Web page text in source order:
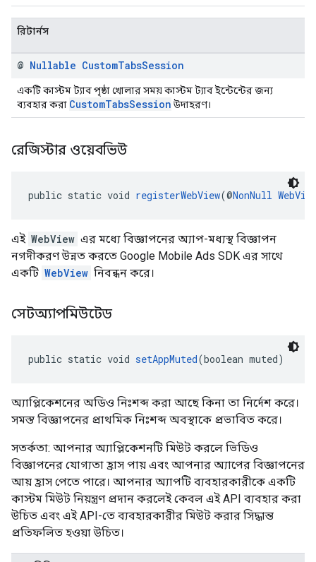
রিটার্নস
@ Nullable CustomTabsSession
একটি কাস্টম ট্যাব পৃষ্ঠা খোলার সময় কাস্টম ট্যাব ইন্টেন্টের জন্য
ব্যবহার করা CustomTabsSessionউদাহরণ।
রেজিস্টার ওয়েবভিউ
public static void registerWebView(@NonNull
এই WebView এর মধ্যে বিজ্ঞাপনের অ্যাপ-মধ্যস্থ বিজ্ঞাপন
নগদীকরণ উন্নত করতে Google Mobile Ads SDK এর সাথে
একটি WebView নিবন্ধন করে।
সেটঅ্যাপমিউটেড
public static void setAppMuted(boolean muted)
অ্যাপ্লিকেশনের অডিও নিঃশব্দ করা আছে কিনা তা নির্দেশ করে।
সমস্ত বিজ্ঞাপনের প্রাথমিক নিঃশব্দ অবস্থাকে প্রভাবিত করে।
সতর্কতা: আপনার অ্যাপ্লিকেশনটি মিউট করলে ভিডিও
বিজ্ঞাপনের যোগ্যতা হ্রাস পায় এবং আপনার অ্যাপের বিজ্ঞাপনের
আয় হ্রাস পেতে পারে। আপনার অ্যাপটি ব্যবহারকারীকে একটি
কাস্টম মিউট নিয়ন্ত্রণ প্রদান করলেই কেবল এই API ব্যবহার করা
উচিত এবং এই API-তে ব্যবহারকারীর মিউট করার সিদ্ধান্ত
প্রতিফলিত হওয়া উচিত।